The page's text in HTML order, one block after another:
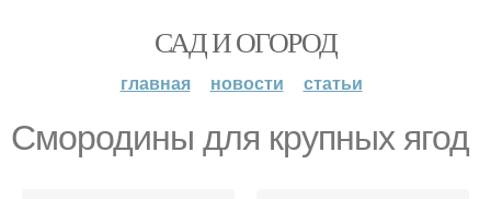
САД И ОГОРОД
главная новости статьи
Смородины для крупных ягод